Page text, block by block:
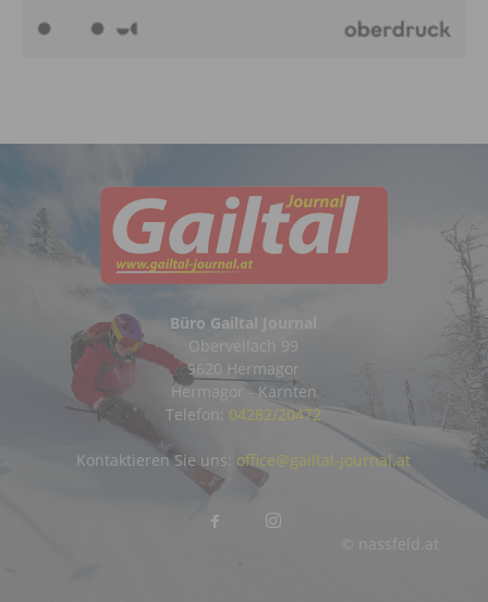
Büro Gailtal Journal
Obervellach 99
9620 Hermagor
Hermagor - Kärnten
Telefon: 04282/20472
© nassfeld.at
Kontaktieren Sie uns: office@gailtal-journal.at